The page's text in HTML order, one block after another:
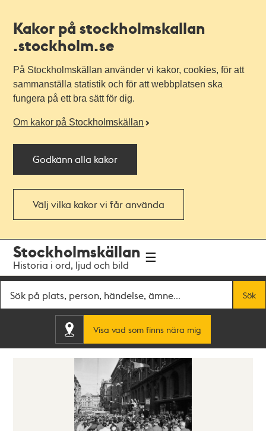
Kakor på stockholmskallan
.stockholm.se
På Stockholmskällan använder vi kakor, cookies, för att
sammanställa statistik och för att webbplatsen ska
fungera på ett bra sätt för dig.
Om kakor på Stockholmskällan
Godkänn alla kakor
Välj vilka kakor vi får använda
navigationen
huvudinnehållet
Stockholmskällan
Historia i ord, ljud och bild
Sök
Visa vad som finns nära mig